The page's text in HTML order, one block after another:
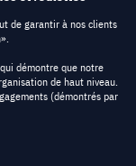
de garantir à nos clients
démontre que notre
de haut niveau.
(démontrés par